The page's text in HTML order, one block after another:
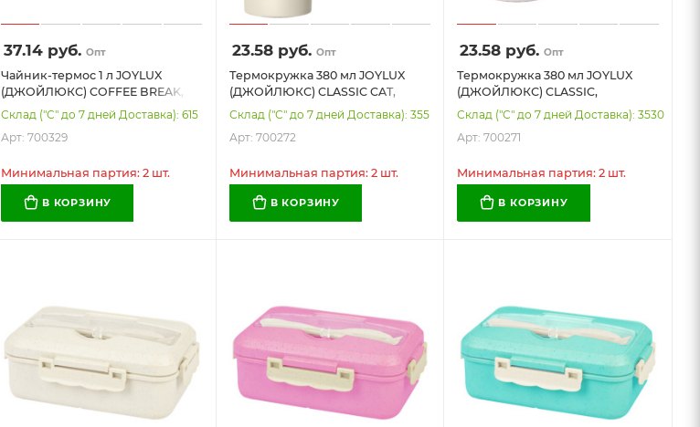
37.14руб. Опт
Чайник-термос 1 л JOYLUX
(ДЖОЙЛЮКС) COFFEE BREAK,
нержавеющая сталь SUS304,
заварник/сито, бежевый
матовый, 700329
Склад ("С" до 7 дней Доставка): 615
Арт: 700329
Минимальная партия: 2 шт.
В КОРЗИНУ
23.58руб. Опт
Термокружка 380 мл JOYLUX
(ДЖОЙЛЮКС) CLASSIC CAT,
нержавеющая сталь SUS304,
бежевый с принтом, 700272
Склад ("С" до 7 дней Доставка): 355
Арт: 700272
Минимальная партия: 2 шт.
В КОРЗИНУ
23.58 руб. Опт
Термокружка 380 мл JOYLUX
(ДЖОЙЛЮКС) CLASSIC,
нержавеющая сталь SUS304,
белый матовый, 700271
Склад ("С" до 7 дней Доставка): 3530
Арт: 700271
Минимальная партия: 2 шт.
В КОРЗИНУ